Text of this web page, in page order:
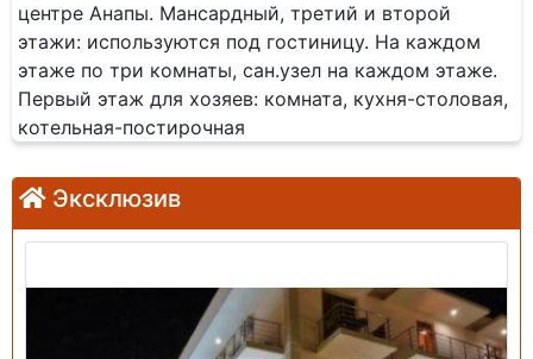
центре Анапы. Мансардный, третий и второй
этажи: используются под гостиницу. На каждом
этаже по три комнаты, сан.узел на каждом этаже.
Первый этаж для хозяев: комната, кухня-столовая,
котельная-постирочная
Эксклюзив